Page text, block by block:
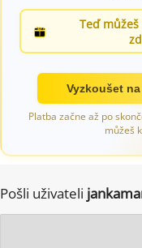
Teď můžeš
Vyzkoušet
Platba začne až po
můžeš
Pošli uživateli